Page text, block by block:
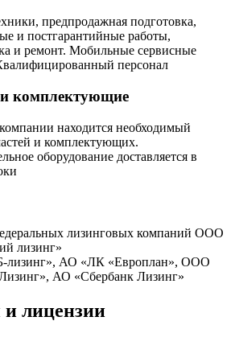
предпродажная подготовка,
и постгарантийные работы,
и ремонт. Мобильные сервисные
персонал
находится необходимый
и комплектующих.
оборудование доставляется в
лизинговых компаний ООО
лизинг»
АО «ЛК «Европлан», ООО
АО «Сбербанк Лизинг»
лицензии